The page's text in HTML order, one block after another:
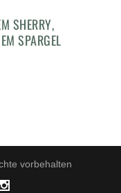
G
SPARGEL
vorbehalten